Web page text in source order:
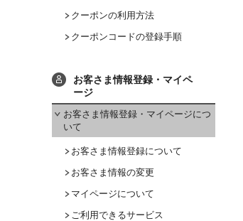
クーポンの利用方法
クーポンコードの登録手順
お客さま情報登録・マイペ
ージ
お客さま情報登録・マイページにつ
いて
お客さま情報登録について
お客さま情報の変更
マイページについて
ご利用できるサービス